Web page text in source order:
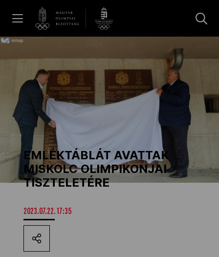
Hírek
Galéria
Dakar 2026
Los Angeles 2028
Kettőskarrier-program
EMLÉKTÁBLÁT AVATTAK
MISKOLC OLIMPIKONJAI
TISZTELETÉRE
2023.07.22. 17:35